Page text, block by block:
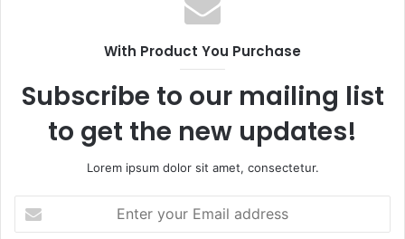
With Product You Purchase
Subscribe to our mailing list
to get the new updates!
Lorem ipsum dolor sit amet, consectetur.
your